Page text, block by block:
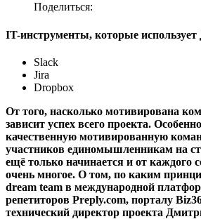
Поделиться:
IT-инструменты, которые
Slack
Jira
Dropbox
От того, насколько мотивирована
зависит успех всего проекта.
качественную мотивированную
участников единомышленникам на
ещё только начинается и от каждого
очень многое. О том, по каким
dream team в международной
репетиторов Preply.com, порталу
технический директор проекта